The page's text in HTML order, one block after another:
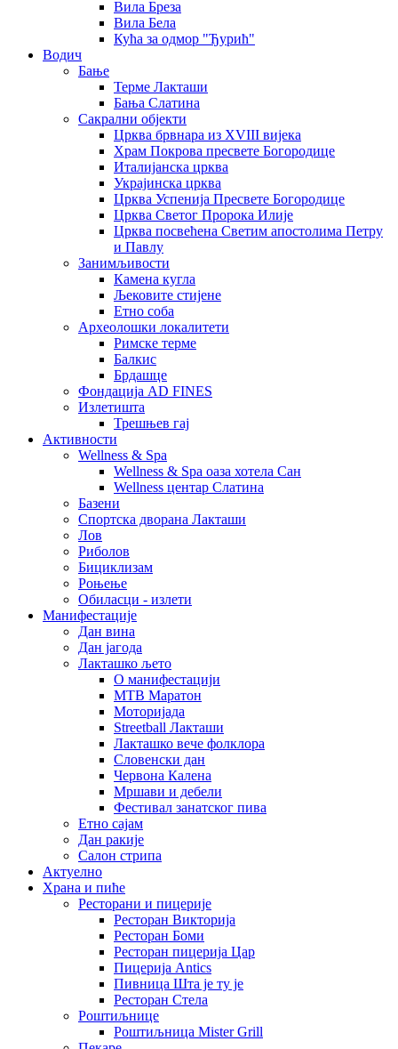
Вила Бреза
Вила Бела
Кућа за одмор "Ђурић"
Водич
Бање
Терме Лакташи
Бања Слатина
Сакрални објекти
Црква брвнара из XVIII вијека
Храм Покрова пресвете Богородице
Италијанска црква
Украјинска црква
Црква Успенија Пресвете Богородице
Црква Светог Пророка Илије
Црква посвећена Светим апостолима Петру
и Павлу
Занимљивости
Камена кугла
Љековите стијене
Етно соба
Археолошки локалитети
Римске терме
Балкис
Брдашце
Фондација AD FINES
Излетишта
Трешњев гај
Активности
Wellness & Spa
Wellness & Spa оаза хотела Сан
Wellness центар Слатина
Базени
Спортска дворана Лакташи
Лов
Риболов
Бициклизам
Роњење
Обиласци - излети
Манифестације
Дан вина
Дан јагода
Лакташко љето
О манифестацији
MTB Маратон
Моторијада
Streetball Лакташи
Лакташко вече фолклора
Словенски дан
Червона Калена
Мршави и дебели
Фестивал занатског пива
Етно сајам
Дан ракије
Салон стрипа
Актуелно
Храна и пиће
Ресторани и пицерије
Ресторан Викторија
Ресторан Боми
Ресторан пицерија Цар
Пицерија Аntics
Пивница Шта је ту је
Ресторан Стела
Роштиљнице
Роштиљница Mister Grill